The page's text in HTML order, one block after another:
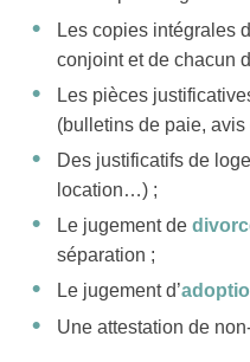
Les copies intégrales
conjoint et de chacun
Les pièces
(bulletins de paie, avis
Des justificatifs de
location…) ;
Le jugement de
séparation ;
Le jugement d’
Une attestation de